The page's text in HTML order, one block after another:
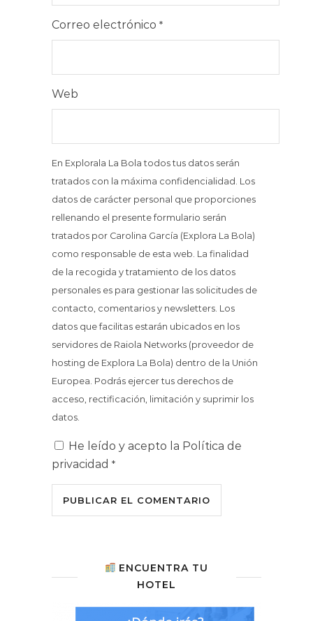
Correo electrónico *
Web
En Explorala La Bola todos tus datos serán
tratados con la máxima confidencialidad. Los
datos de carácter personal que proporciones
rellenando el presente formulario serán
tratados por Carolina García (Explora La Bola)
como responsable de esta web. La finalidad
de la recogida y tratamiento de los datos
personales es para gestionar las solicitudes de
contacto, comentarios y newsletters. Los
datos que facilitas estarán ubicados en los
servidores de Raiola Networks (proveedor de
hosting de Explora La Bola) dentro de la Unión
Europea. Podrás ejercer tus derechos de
acceso, rectificación, limitación y suprimir los
datos.
He leído y acepto la Política de
privacidad *
ENCUENTRA TU
HOTEL